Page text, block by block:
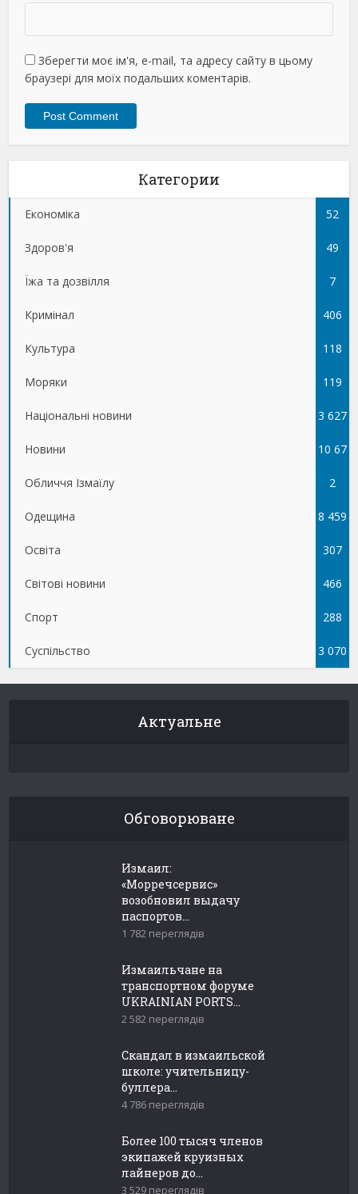
Зберегти моє ім'я, e-mail, та адресу сайту в цьому
браузері для моїх подальших коментарів.
Категории
Економіка 52
Здоров'я 49
Їжа та дозвілля 7
Кримінал 406
Культура 118
Моряки 119
Національні новини 3 627
Новини 10 67
5
Обличчя Ізмаїлу 2
Одещина 8 459
Освіта 307
Світові новини 466
Спорт 288
Суспільство 3 070
Актуальне
Обговорюване
Измаил:
«Морречсервис»
возобновил выдачу
паспортов...
1 782 переглядів
Измаильчане на
транспортном форуме
UKRAINIAN PORTS...
2 582 переглядів
Скандал в измаильской
школе: учительницу-
буллера...
4 786 переглядів
Более 100 тысяч членов
экипажей круизных
лайнеров до...
3 529 переглядів